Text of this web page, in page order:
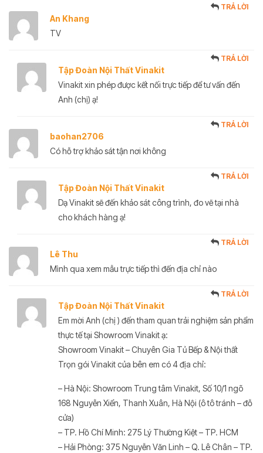
An Khang
TRẢ LỜI
TV
Tập Đoàn Nội Thất Vinakit
TRẢ LỜI
Vinakit xin phép được kết nối trực tiếp để tư vấn đến
Anh (chị) ạ!
baohan2706
TRẢ LỜI
Có hỗ trợ khảo sát tận nơi không
Tập Đoàn Nội Thất Vinakit
TRẢ LỜI
Dạ Vinakit sẽ đến khảo sát công trình, đo vẽ tại nhà
cho khách hàng ạ!
Lê Thu
TRẢ LỜI
Mình qua xem mẫu trực tiếp thì đến địa chỉ nào
Tập Đoàn Nội Thất Vinakit
TRẢ LỜI
Em mời Anh (chị ) đến tham quan trải nghiệm sản phẩm
thực tế tại Showroom Vinakit ạ:
Showroom Vinakit – Chuyên Gia Tủ Bếp & Nội thất
Trọn gói Vinakit của bên em có 4 địa chỉ:
– Hà Nội: Showroom Trung tâm Vinakit, Số 10/1 ngõ
168 Nguyễn Xiển, Thanh Xuân, Hà Nội (ô tô tránh – đỗ
cửa)
– TP. Hồ Chí Minh: 275 Lý Thường Kiệt – TP. HCM
– Hải Phòng: 375 Nguyễn Văn Linh – Q. Lê Chân – TP.